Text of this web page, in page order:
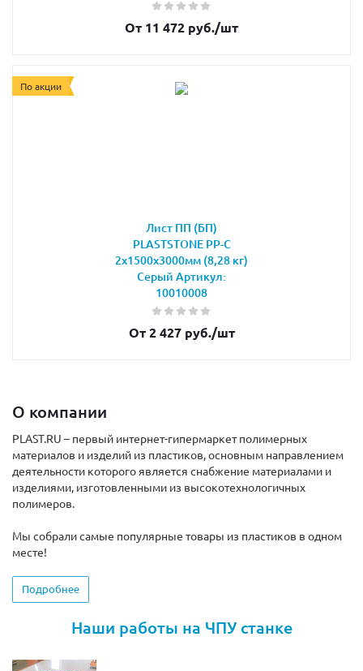
От 11 472 руб./шт
По акции
Лист ПП (БП)
PLASTSTONE PP-C
2х1500х3000мм (8,28 кг)
Серый Артикул:
10010008
От 2 427 руб./шт
О компании
PLAST.RU – первый интернет-гипермаркет полимерных
материалов и изделий из пластиков, основным направлением
деятельности которого является снабжение материалами и
изделиями, изготовленными из высокотехнологичных
полимеров.
Мы собрали самые популярные товары из пластиков в одном
месте!
Подробнее
Наши работы на ЧПУ станке